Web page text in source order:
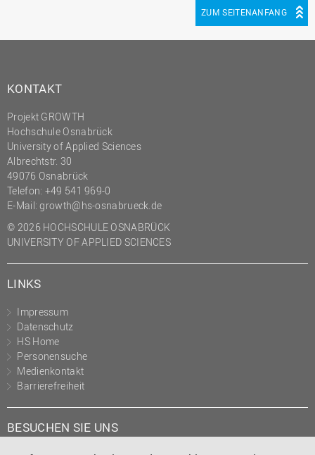
ZUM SEITENANFANG
KONTAKT
Projekt GROWTH
Hochschule Osnabrück
University of Applied Sciences
Albrechtstr. 30
49076 Osnabrück
Telefon: +49 541 969-0
E-Mail:growth@hs-osnabrueck.de
© 2026 HOCHSCHULE OSNABRÜCK
UNIVERSITY OF APPLIED SCIENCES
LINKS
Impressum
Datenschutz
HS Home
Personensuche
Medienkontakt
Barrierefreiheit
BESUCHEN SIE UNS